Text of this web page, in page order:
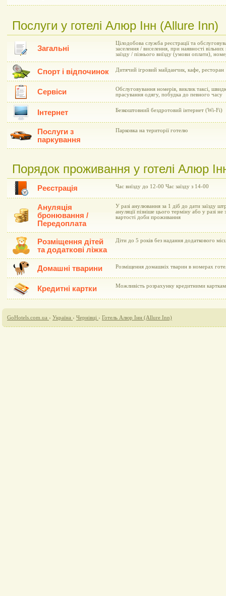
Послуги у готелі Алюр Інн (Allure Inn)
Загальні
Цілодобова служба реєстрації та
заселення / виселення, при наявності
заїзду / пізнього виїзду (умови оплати),
Спорт і відпочинок Дитячий ігровий майданчик, кафе, ресторан
Сервіси
Обслуговування номерів, виклик таксі,
прасування одягу, побудка до певного часу
Інтернет Безкоштовний бездротовий інтернет (Wi-Fi)
Послуги з
паркування
Парковка на території готелю
Порядок проживання у готелі Алюр
Реєстрація Час виїзду до 12-00 Час заїзду з 14-00
Ануляція
бронювання /
Передоплата
У разі анулювання за 1 діб до дати заїзду
ануляції пізніше цього терміну або у разі не
вартості доби проживання
Розміщення дітей
та додаткові ліжка
Діти до 5 років без надання додаткового
Домашні тварини Розміщення домашніх тварин в номерах
Кредитні картки Можливість розрахунку кредитними
GoHotels.com.ua › Україна › Чернівці › Готель Алюр Інн (Allure Inn)